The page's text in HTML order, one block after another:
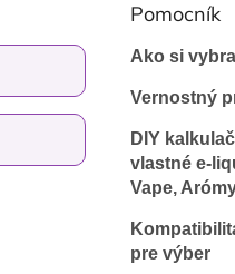
Pomocník
Ako si
Vernostný
DIY
vlastné e-
Vape,
pre výber